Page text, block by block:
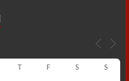
F S S